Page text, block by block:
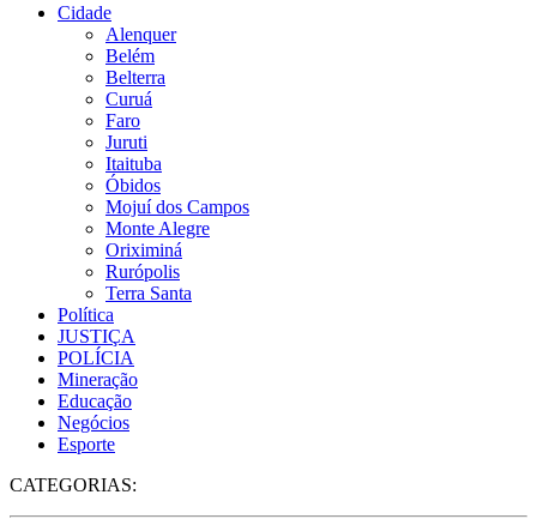
Cidade
Alenquer
Belém
Belterra
Curuá
Faro
Juruti
Itaituba
Óbidos
Mojuí dos Campos
Monte Alegre
Oriximiná
Rurópolis
Terra Santa
Política
JUSTIÇA
POLÍCIA
Mineração
Educação
Negócios
Esporte
CATEGORIAS: